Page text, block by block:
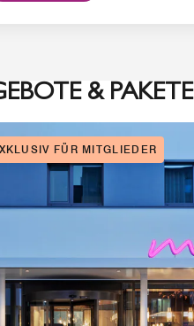
& PAKETE
FÜR MITGLIEDER